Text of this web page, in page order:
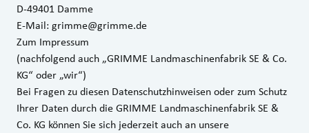
D-49401 Damme
E-Mail: grimme@grimme.de
Zum Impressum
(nachfolgend auch „GRIMME Landmaschinenfabrik SE & Co.
KG“ oder „wir“)
Bei Fragen zu diesen Datenschutzhinweisen oder zum Schutz
Ihrer Daten durch die GRIMME Landmaschinenfabrik SE &
Co. KG können Sie sich jederzeit auch an unsere